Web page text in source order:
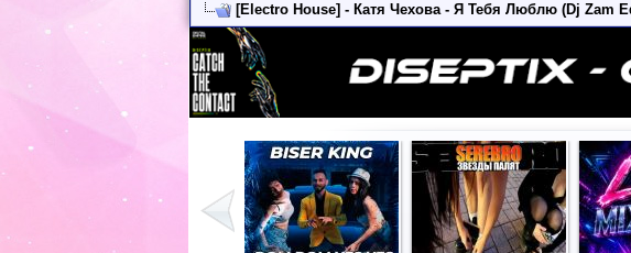
[Electro House] - Катя Чехова - Я Тебя Люблю (Dj Zam